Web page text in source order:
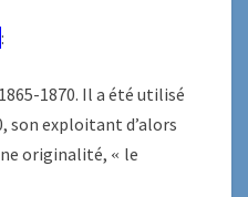
:
1870. Il a été utilisé
son exploitant d’alors
originalité, « le